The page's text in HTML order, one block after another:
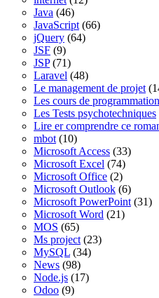
Java (46)
JavaScript (66)
jQuery (64)
JSF (9)
JSP(71)
Laravel (48)
Le management de projet
Les cours de programmation
Les Tests psychotechniques
Lire er comprendre ce
mbot (10)
Microsoft Access (33)
Microsoft Excel (74)
Microsoft Office (2)
Microsoft Outlook (6)
Microsoft PowerPoint (31)
Microsoft Word (21)
MOS (65)
Ms project (23)
MySQL (34)
News (98)
Node.js (17)
Odoo (9)